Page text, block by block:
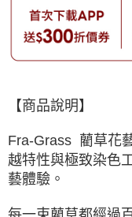
【商品說明】
Fra-Grass 藺草花
越特性與極致染色
藝體驗。